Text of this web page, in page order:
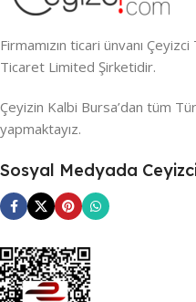
Firmamızın ticari ünvanı
Ticaret Limited Şirketidir.
Çeyizin Kalbi Bursa’dan tüm
yapmaktayız.
Sosyal Medyada